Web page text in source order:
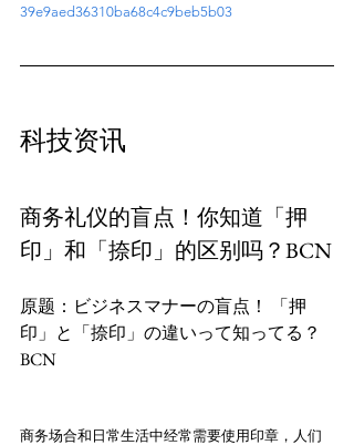
39e9aed36310ba68c4c9beb5b03
商务礼仪的盲点！你知道「押
印」和「捺印」的区别吗？BCN
原题：ビジネスマナーの盲点！ 「押
印」と「捺印」の違いって知ってる？
商务场合和日常生活中经常需要使用印章，人们